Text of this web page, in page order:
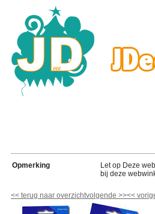
Opmerking
Let op Deze
bij deze
<< terug naar overzichtvolgende >><<